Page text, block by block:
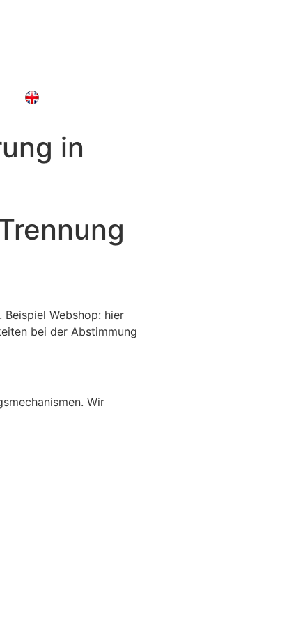
in
Webshop: hier
bei der Abstimmung
Wir